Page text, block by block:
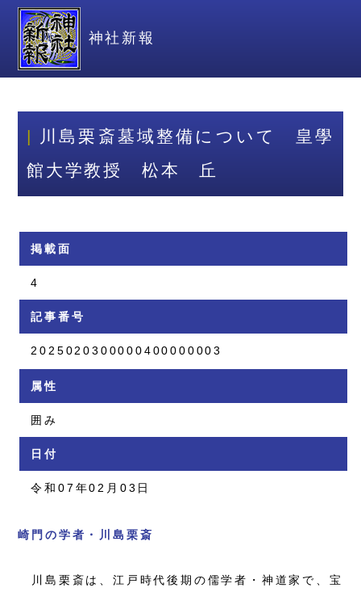
神社新報
川島栗斎墓域整備について 皇學
館大学教授 松本 丘
掲載面
4
記事番号
2025020300000400000003
属性
囲み
日付
令和07年02月03日
崎門の学者・川島栗斎
川島栗斎は、江戸時代後期の儒学者・神道家で、宝